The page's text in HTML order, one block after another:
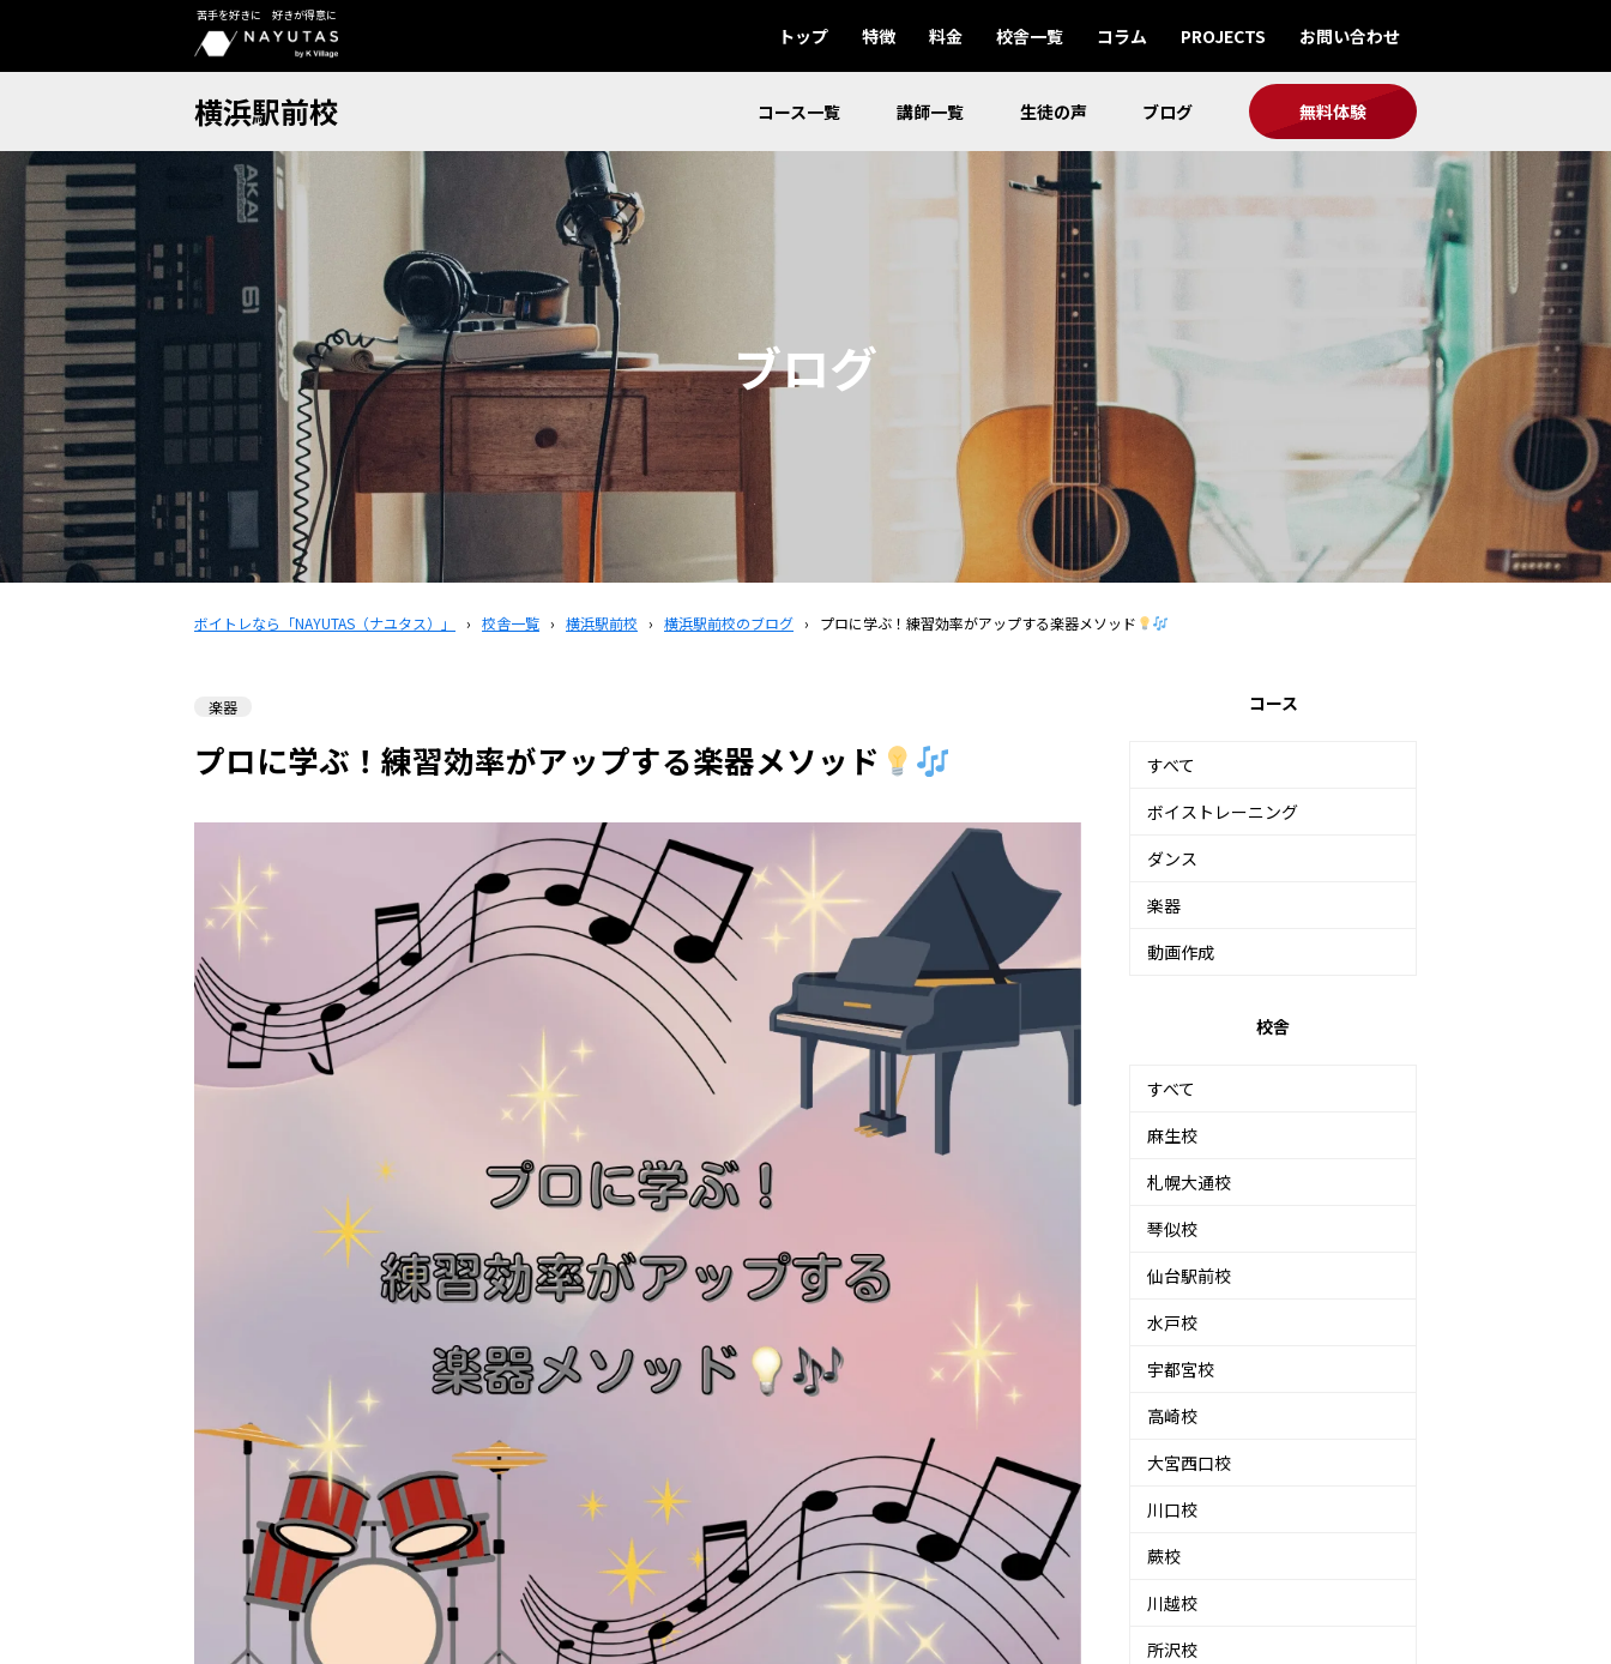
苦手を好きに 好きが得意に
トップ 特徴 料金 校舎一覧 コラム PROJECTS お問い合わせ
横浜駅前校 コース一覧 講師一覧 生徒の声 ブログ 無料体験
ブログ
ボイトレなら「NAYUTAS（ナユタス）」 › 校舎一覧 › 横浜駅前校 › 横浜駅前校のブログ › プロに学ぶ！練習効率がアップする楽器メソッド
楽器
プロに学ぶ！練習効率がアップする楽器メソッド
コース
すべて
ボイストレーニング
ダンス
楽器
動画作成
校舎
すべて
麻生校
札幌大通校
琴似校
仙台駅前校
水戸校
宇都宮校
高崎校
大宮西口校
川口校
蕨校
川越校
所沢校